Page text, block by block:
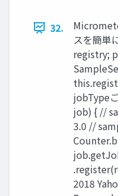
32.
スを簡単
registry;
jobType
job) { //
3.0 //
2018